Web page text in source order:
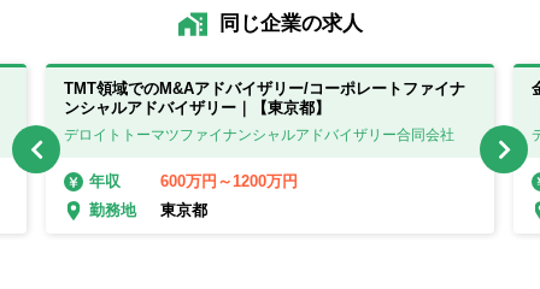
同じ企業の求人
TMT領域でのM&Aアドバイザリー/コーポレートファイナ
ンシャルアドバイザリー｜【東京都】
デロイトトーマツファイナンシャルアドバイザリー合同会社
年収
600万円～1200万円
勤務地
東京都